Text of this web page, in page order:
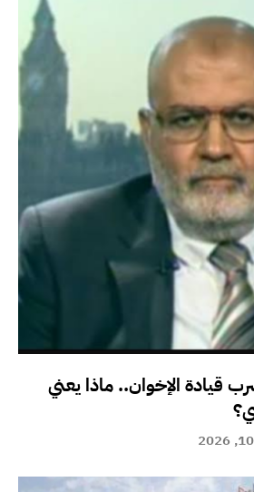
قيادة الإخوان.. ماذا يعني